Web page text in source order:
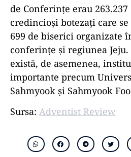
de Conferințe erau 263.237
credincioși botezați care
699 de biserici organizate
conferințe și regiunea
există, de asemenea,
importante precum
Sahmyook și Sahmyook
Sursa: Adventist Review